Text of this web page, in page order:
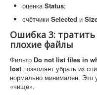
оценкаStatus;
счётчики Selected и
Ошибка 3:
плохие файлы
Фильтр Do not list files in
lost позволяет убрать из
нормально минимален. Это
«чище».